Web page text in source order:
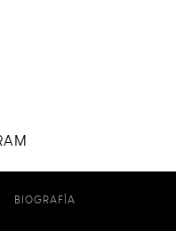
BIOGRAFÍA